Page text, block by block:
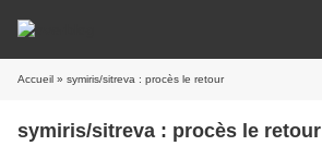
Accueil » symiris/sitreva : procès le retour
symiris/sitreva : procès le retour